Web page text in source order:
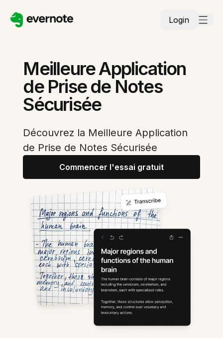
Login
Meilleure Application
de Prise de Notes
Sécurisée
Découvrez la Meilleure Application
de Prise de Notes Sécurisée
Commencer l'essai gratuit